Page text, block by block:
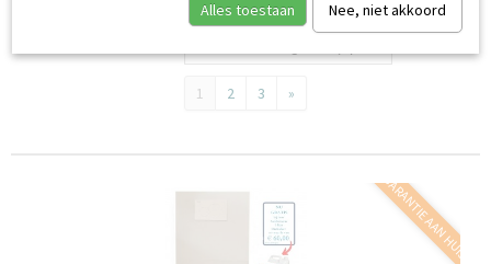
1 2 3 »
GARANTIE AAN HUIS
Alles toestaan Nee, niet akkoord